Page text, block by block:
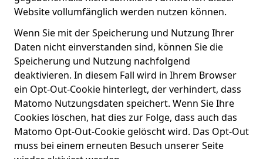
Website vollumfänglich werden nutzen können.
Wenn Sie mit der Speicherung und Nutzung Ihrer
Daten nicht einverstanden sind, können Sie die
Speicherung und Nutzung nachfolgend
deaktivieren. In diesem Fall wird in Ihrem Browser
ein Opt-Out-Cookie hinterlegt, der verhindert, dass
Matomo Nutzungsdaten speichert. Wenn Sie Ihre
Cookies löschen, hat dies zur Folge, dass auch das
Matomo Opt-Out-Cookie gelöscht wird. Das Opt-Out
muss bei einem erneuten Besuch unserer Seite